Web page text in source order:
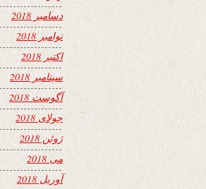
دسامبر 2018
نوامبر 2018
اکتبر 2018
سپتامبر 2018
آگوست 2018
جولای 2018
ژوئن 2018
می 2018
آوریل 2018